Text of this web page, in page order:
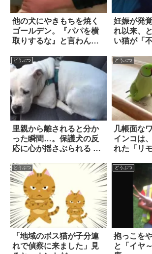
他の犬にやきもちを焼く
ゴールデン。『パパを横
取りするな』と言わんば
気すぎて悶絶！！
妊娠が発
れ以来、
い猫が「
どうぶつ
里親から離されると分か
った瞬間…。保護犬の反
応に心が揺さぶられる 5
どうぶつ
几帳面な
インコは
れた「リ
どうぶつ
「地域のボス猫が子分連
れで偵察に来ました」見
どうぶつ
抱っこを
と「イヤ